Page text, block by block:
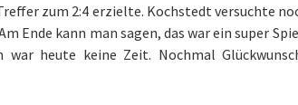
zum 2:4 erzielte. Kochstedt versuchte
Ende kann man sagen, das war ein super
war heute keine Zeit. Nochmal